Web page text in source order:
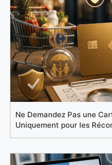
Ne Demandez Pas une
Uniquement pour les